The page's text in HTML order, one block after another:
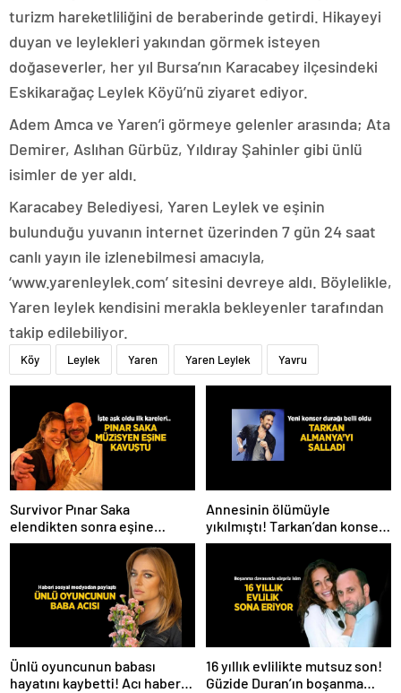
turizm hareketliliğini de beraberinde getirdi. Hikayeyi
duyan ve leylekleri yakından görmek isteyen
doğaseverler, her yıl Bursa’nın Karacabey ilçesindeki
Eskikarağaç Leylek Köyü’nü ziyaret ediyor.
Adem Amca ve Yaren’i görmeye gelenler arasında; Ata
Demirer, Aslıhan Gürbüz, Yıldıray Şahinler gibi ünlü
isimler de yer aldı.
Karacabey Belediyesi, Yaren Leylek ve eşinin
bulunduğu yuvanın internet üzerinden 7 gün 24 saat
canlı yayın ile izlenebilmesi amacıyla,
‘www.yarenleylek.com’ sitesini devreye aldı. Böylelikle,
Yaren leylek kendisini merakla bekleyenler tarafından
takip edilebiliyor.
Köy Leylek Yaren Yaren Leylek Yavru
Survivor Pınar Saka
elendikten sonra eşine
kavuştu! Aşk dolu fotoğrafını
Instagram’dan paylaştı
Annesinin ölümüyle
yıkılmıştı! Tarkan’dan konser
paylaşımı
Ünlü oyuncunun babası
hayatını kaybetti! Acı haberi
16 yıllık evlilikte mutsuz son!
Güzide Duran’ın boşanma